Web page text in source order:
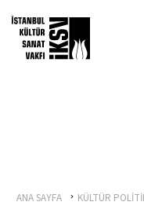
ANA SAYFA KÜLTÜR